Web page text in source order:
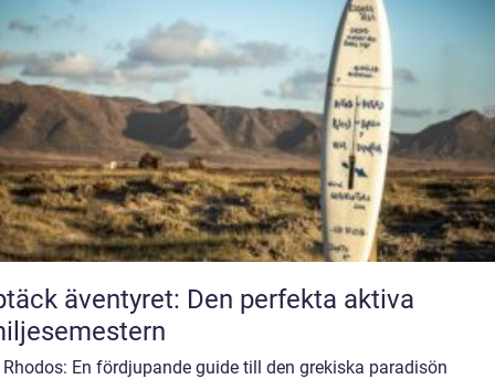
äventyret: Den perfekta aktiva
Rhodos: En fördjupande guide till den grekiska paradisön